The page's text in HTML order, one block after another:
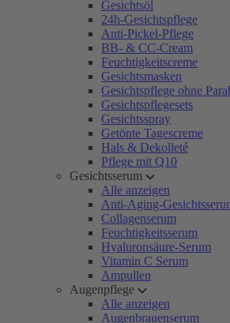
Gesichtsöl
24h-Gesichtspflege
Anti-Pickel-Pflege
BB- & CC-Cream
Feuchtigkeitscreme
Gesichtsmasken
Gesichtspflege ohne
Gesichtspflegesets
Gesichtsspray
Getönte Tagescreme
Hals & Dekolleté
Pflege mit Q10
Gesichtsserum
Alle anzeigen
Anti-Aging-
Collagenserum
Feuchtigkeitsserum
Hyaluronsäure-Serum
Vitamin C Serum
Ampullen
Augenpflege
Alle anzeigen
Augenbrauenserum